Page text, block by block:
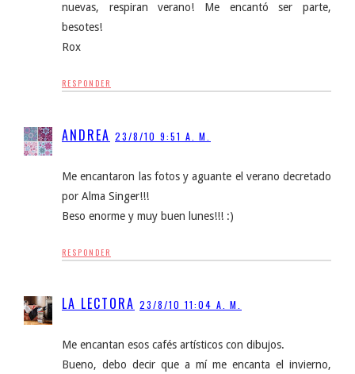
nuevas, respiran verano! Me encantó ser parte,
besotes!
Rox
RESPONDER
ANDREA 23/8/10 9:51 A. M.
Me encantaron las fotos y aguante el verano decretado
por Alma Singer!!!
Beso enorme y muy buen lunes!!! :)
RESPONDER
LA LECTORA 23/8/10 11:04 A. M.
Me encantan esos cafés artísticos con dibujos.
Bueno, debo decir que a mí me encanta el invierno,